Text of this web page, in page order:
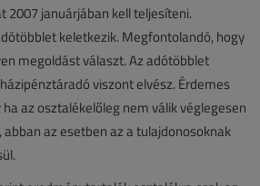
2007 januárjában kell teljesíteni.
keletkezik. Megfontolandó, hogy
megoldást választ. Az adótöbblet
viszont elvész. Érdemes
az osztalékelőleg nem válik véglegesen
az esetben az a tulajdonosoknak